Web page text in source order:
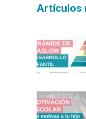
Artículos